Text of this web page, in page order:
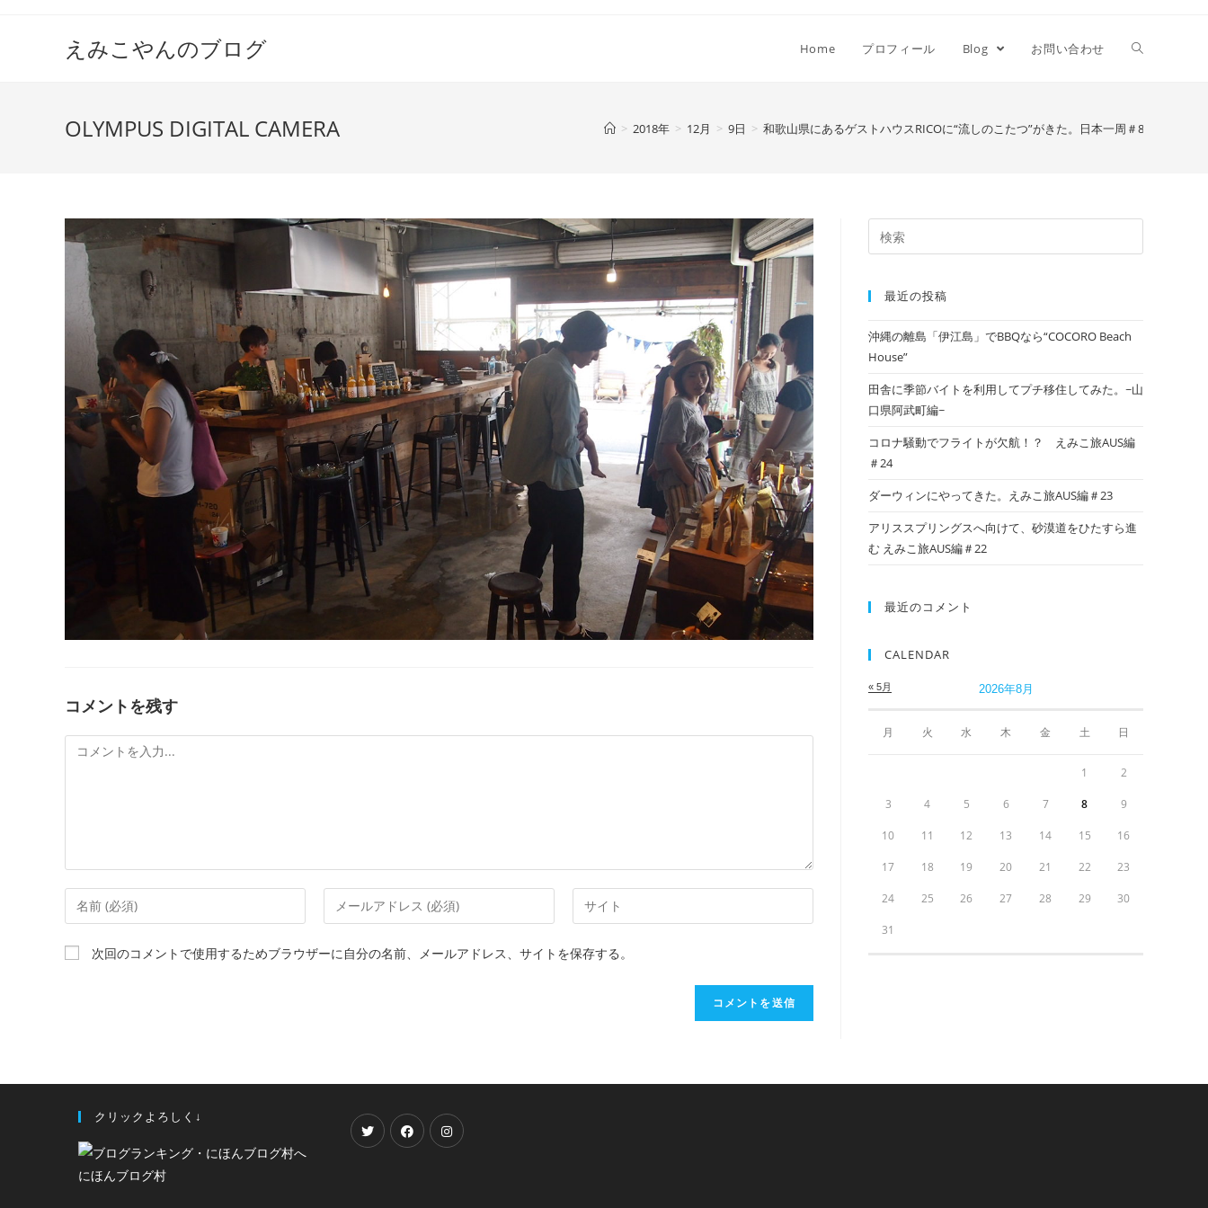
えみこやんのブログ Home プロフィール Blog お問い合わせ
OLYMPUS DIGITAL CAMERA > 2018年 > 12月 > 9日 > 和歌山県にあるゲストハウスRICOに“流しのこたつ”がきた。日本一周＃86
コメントを残す
次回のコメントで使用するためブラウザーに自分の名前、メールアドレス、サイトを保存する。
最近の投稿
沖縄の離島「伊江島」でBBQなら“COCORO Beach
House”
田舎に季節バイトを利用してプチ移住してみた。~山
口県阿武町編~
コロナ騒動でフライトが欠航！？ えみこ旅AUS編
＃24
ダーウィンにやってきた。えみこ旅AUS編＃23
アリススプリングスへ向けて、砂漠道をひたすら進
む えみこ旅AUS編＃22
最近のコメント
CALENDAR
2026年8月
月 火 水 木 金 土 日
« 5月
1 2
3 4 5 6 7 8 9
10 11 12 13 14 15 16
17 18 19 20 21 22 23
24 25 26 27 28 29 30
31
クリックよろしく↓
にほんブログ村